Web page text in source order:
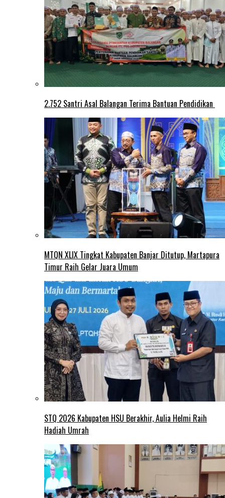
2.752 Santri Asal Balangan Terima Bantuan Pendidikan
MTQN XLIX Tingkat Kabupaten Banjar Ditutup, Martapura
Timur Raih Gelar Juara Umum
STQ 2026 Kabupaten HSU Berakhir, Aulia Helmi Raih
Hadiah Umrah